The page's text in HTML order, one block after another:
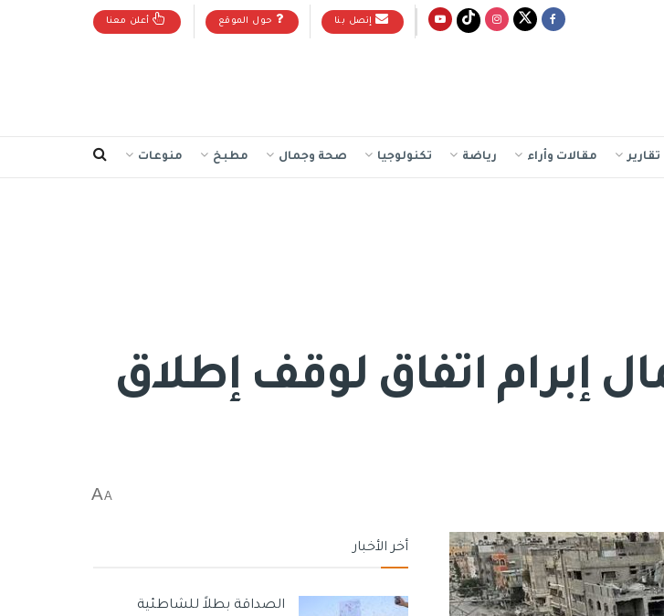
إتصل بنا حول الموقع أعلن معنا
تقارير مقالات وأراء رياضة تكنولوجيا صحة وجمال مطبخ منوعات
إبرام اتفاق لوقف إطلاق
A
A
أخر الأخبار
الصداقة بطلاً للشاطئية